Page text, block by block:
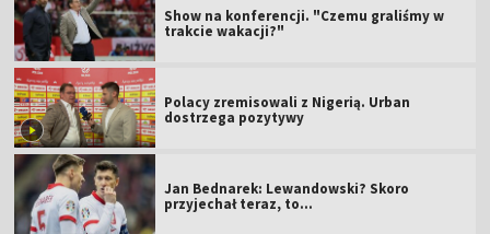
Show na konferencji. "Czemu graliśmy w
trakcie wakacji?"
Polacy zremisowali z Nigerią. Urban
dostrzega pozytywy
Jan Bednarek: Lewandowski? Skoro
przyjechał teraz, to…